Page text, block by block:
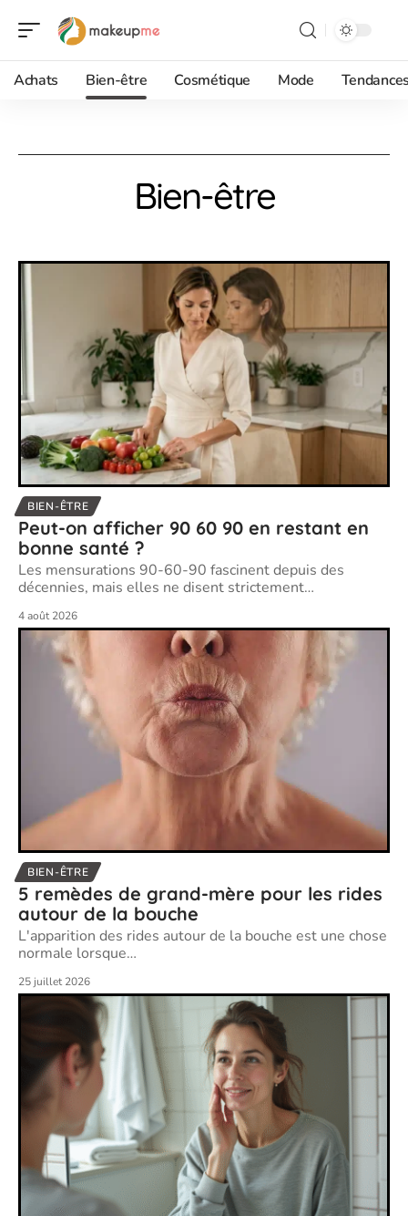
Achats Bien-être Cosmétique Mode
Bien-être
BIEN-ÊTRE
Peut-on afficher 90 60 90 en restant en
bonne santé ?
Les mensurations 90-60-90 fascinent depuis des
décennies, mais elles ne disent strictement…
4 août 2026
BIEN-ÊTRE
5 remèdes de grand-mère pour les rides
autour de la bouche
L'apparition des rides autour de la bouche est une chose
normale lorsque…
25 juillet 2026